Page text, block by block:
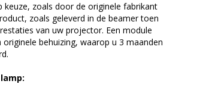
zoals door de originele fabrikant
zoals geleverd in de beamer toen
van uw projector. Een module
behuizing, waarop u 3 maanden